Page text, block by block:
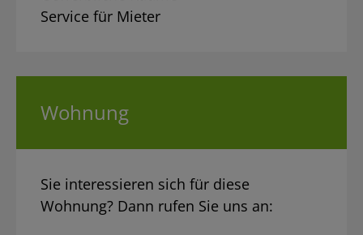
Service für Mieter
Wohnung
Sie interessieren sich für diese
Wohnung? Dann rufen Sie uns an: